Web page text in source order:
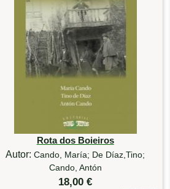
Rota dos Boieiros
Autor:Cando, María; De Díaz,Tino;
Cando, Antón
18,00 €